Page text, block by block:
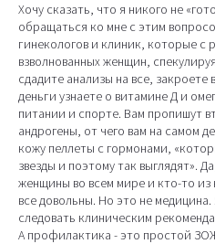
Хочу сказать, что я никого не
обращаться ко мне с этим
гинекологов и клиник, которые с
взволнованных женщин,
сдадите анализы на все,
деньги узнаете о витамине Д и
питании и спорте. Вам пропишут
андрогены, от чего вам на самом
кожу пеллеты с гормонами,
звезды и поэтому так выглядят».
женщины во всем мире и кто-то
все довольны. Но это не
следовать клиническим
А профилактика - это простой